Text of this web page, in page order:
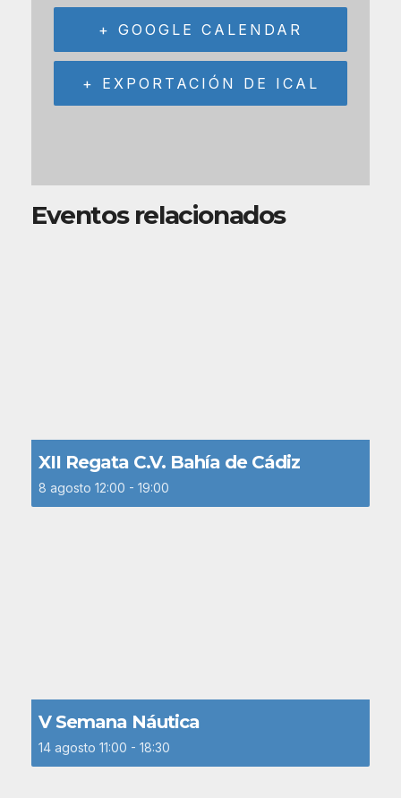
+ GOOGLE CALENDAR
+ EXPORTACIÓN DE ICAL
Eventos relacionados
XII Regata C.V. Bahía de Cádiz
8 agosto 12:00 - 19:00
V Semana Náutica
14 agosto 11:00 - 18:30